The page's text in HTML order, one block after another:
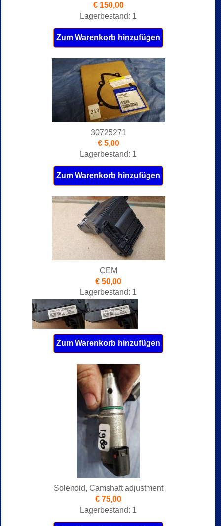
€ 150,00
Lagerbestand: 1
Zum Warenkorb hinzufügen
30725271
€ 5,00
Lagerbestand: 1
Zum Warenkorb hinzufügen
CEM
€ 50,00
Lagerbestand: 1
Zum Warenkorb hinzufügen
Solenoid, Camshaft adjustment
€ 75,00
Lagerbestand: 1